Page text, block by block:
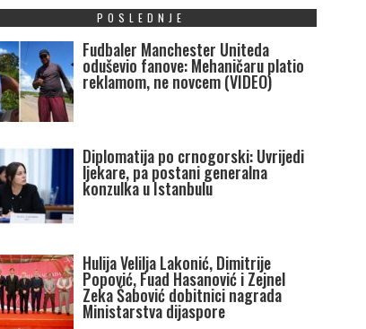
POSLEDNJE
Fudbaler Manchester Uniteda
oduševio fanove: Mehaničaru platio
reklamom, ne novcem (VIDEO)
Diplomatija po crnogorski: Uvrijedi
ljekare, pa postani generalna
konzulka u Istanbulu
Hulija Velilja Lakonić, Dimitrije
Popović, Fuad Hasanović i Zejnel
Zeka Šabović dobitnici nagrada
Ministarstva dijaspore